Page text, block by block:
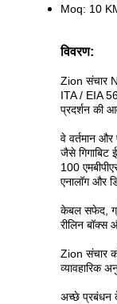
Moq: 10
विवरण:
Zion संचार
ITA / EIA
प्रदर्शन की
वे वर्तमान
जैसे
100
एनालॉग और
केबल सफेद,
रीलिन बॉक्स
Zion संचार
व्यावहारिक
अच्छे प्रबंधन